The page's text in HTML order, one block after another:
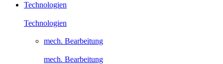
Technologien
Technologien
mech. Bearbeitung
mech. Bearbeitung